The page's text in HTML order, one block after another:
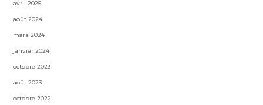
avril 2025
août 2024
mars 2024
janvier 2024
octobre 2023
août 2023
octobre 2022